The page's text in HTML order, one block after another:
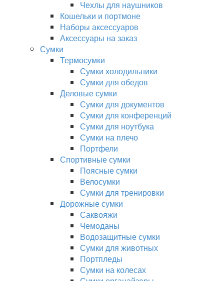
Чехлы для наушников
Кошельки и портмоне
Наборы аксессуаров
Аксессуары на заказ
Сумки
Термосумки
Сумки холодильники
Сумки для обедов
Деловые сумки
Сумки для документов
Сумки для конференций
Сумки для ноутбука
Сумки на плечо
Портфели
Спортивные сумки
Поясные сумки
Велосумки
Сумки для тренировки
Дорожные сумки
Саквояжи
Чемоданы
Водозащитные сумки
Сумки для животных
Портпледы
Сумки на колесах